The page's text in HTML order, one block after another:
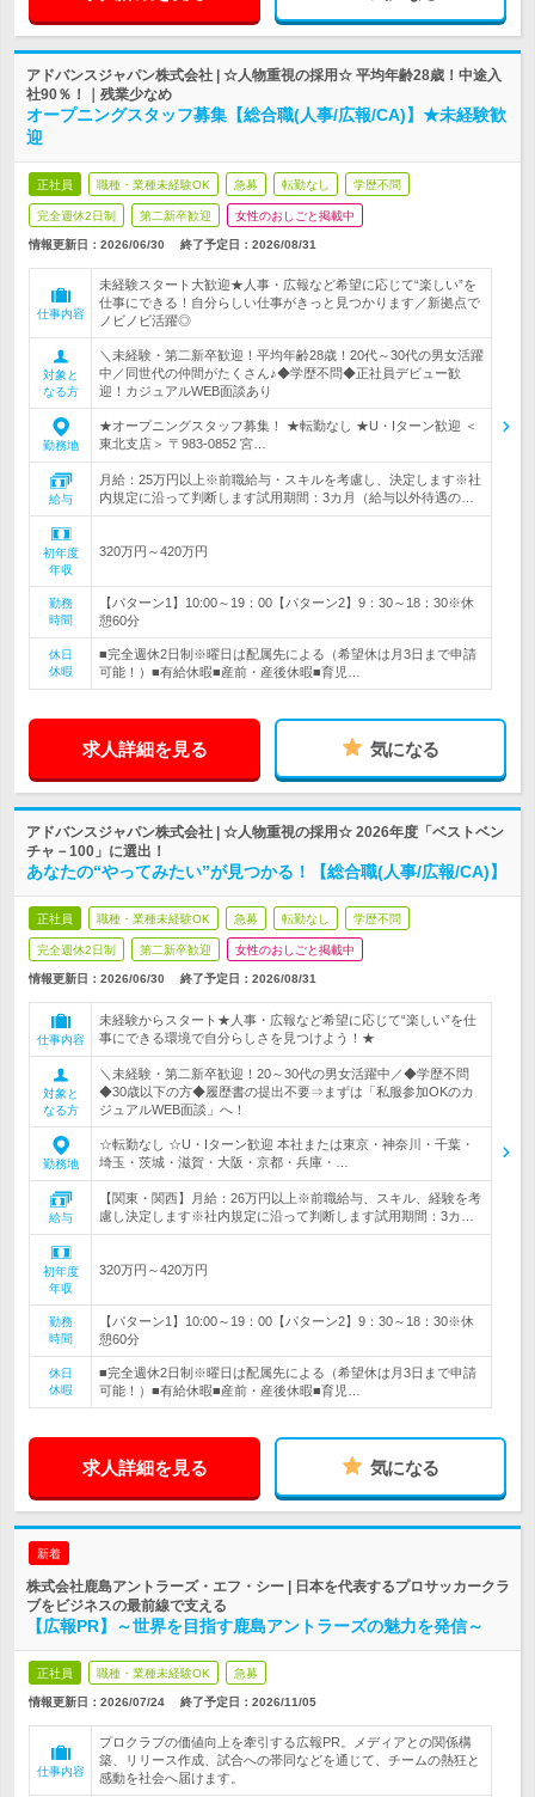
アドバンスジャパン株式会社 | ☆人物重視の採用☆ 平均年齢28歳！中途入
社90％！｜残業少なめ
オープニングスタッフ募集【総合職(人事/広報/CA)】★未経験歓
迎
正社員 職種・業種未経験OK 急募 転勤なし 学歴不問
完全週休2日制 第二新卒歓迎 女性のおしごと掲載中
情報更新日：2026/06/30 終了予定日： 2026/08/31
仕事内容
未経験スタート大歓迎★人事・広報など希望に応じて“楽しい”を
仕事にできる！自分らしい仕事がきっと見つかります／新拠点で
ノビノビ活躍◎
対象と
なる方
＼未経験・第二新卒歓迎！平均年齢28歳！20代～30代の男女活躍
中／同世代の仲間がたくさん♪◆学歴不問◆正社員デビュー歓
迎！カジュアルWEB面談あり
勤務地
★オープニングスタッフ募集！ ★転勤なし ★U・Iターン歓迎 ＜
東北支店＞ 〒983-0852 宮…
給与
月給：25万円以上※前職給与・スキルを考慮し、決定します※社
内規定に沿って判断します試用期間：3カ月（給与以外待遇の…
初年度
年収
320万円～420万円
勤務
時間
【パターン1】10:00～19：00【パターン2】9：30～18：30※休
憩60分
休日
休暇
■完全週休2日制※曜日は配属先による（希望休は月3日まで申請
可能！）■有給休暇■産前・産後休暇■育児…
求人詳細を見る 気になる
アドバンスジャパン株式会社 | ☆人物重視の採用☆ 2026年度「ベストベン
チャ－100」に選出！
あなたの“やってみたい”が見つかる！【総合職(人事/広報/CA)】
正社員 職種・業種未経験OK 急募 転勤なし 学歴不問
完全週休2日制 第二新卒歓迎 女性のおしごと掲載中
情報更新日：2026/06/30 終了予定日： 2026/08/31
仕事内容
未経験からスタート★人事・広報など希望に応じて“楽しい”を仕
事にできる環境で自分らしさを見つけよう！★
対象と
なる方
＼未経験・第二新卒歓迎！20～30代の男女活躍中／◆学歴不問
◆30歳以下の方◆履歴書の提出不要⇒まずは「私服参加OKのカ
ジュアルWEB面談」へ！
勤務地
☆転勤なし ☆U・Iターン歓迎 本社または東京・神奈川・千葉・
埼玉・茨城・滋賀・大阪・京都・兵庫・…
給与
【関東・関西】月給：26万円以上※前職給与、スキル、経験を考
慮し決定します※社内規定に沿って判断します試用期間：3カ…
初年度
年収
320万円～420万円
勤務
時間
【パターン1】10:00～19：00【パターン2】9：30～18：30※休
憩60分
休日
休暇
■完全週休2日制※曜日は配属先による（希望休は月3日まで申請
可能！）■有給休暇■産前・産後休暇■育児…
求人詳細を見る 気になる
新着
株式会社鹿島アントラーズ・エフ・シー | 日本を代表するプロサッカークラ
ブをビジネスの最前線で支える
【広報PR】～世界を目指す鹿島アントラーズの魅力を発信～
正社員 職種・業種未経験OK 急募
情報更新日：2026/07/24 終了予定日： 2026/11/05
仕事内容
プロクラブの価値向上を牽引する広報PR。メディアとの関係構
築、リリース作成、試合への帯同などを通じて、チームの熱狂と
感動を社会へ届けます。